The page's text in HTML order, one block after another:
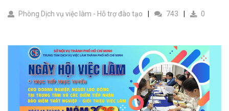
Phòng Dịch vụ việc làm - Hỗ trợ đào tạo 743 0